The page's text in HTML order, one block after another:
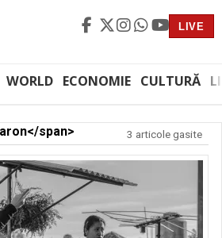
LIVE
WORLD ECONOMIE CULTURĂ
span> 3 articole gasite